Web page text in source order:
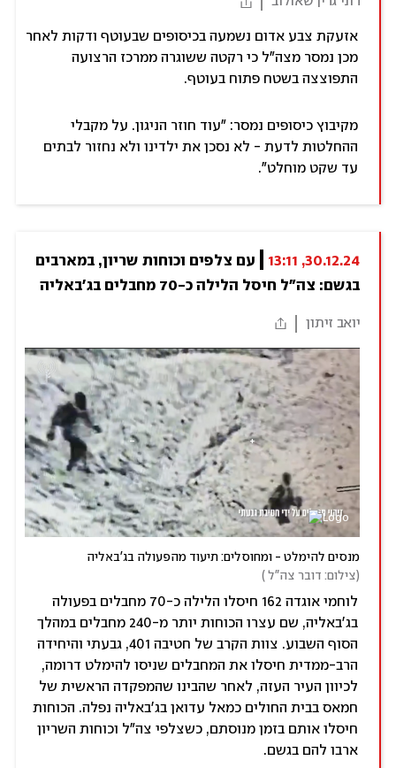
אזעקת צבע אדום נשמעה בכיסופים שבעוטף ודקות לאחר
מכן נמסר מצה"ל כי רקטה ששוגרה ממרכז הרצועה
התפוצצה בשטח פתוח בעוטף.
מקיבוץ כיסופים נמסר: "עוד חוזר הניגון. על מקבלי
ההחלטות לדעת - לא נסכן את ילדינו ולא נחזור לבתים
עד שקט מוחלט".
30.12.24, 13:11
בגשם: צה"ל חיסל הלילה כ-70 מחבלים בג'באליה
יואב זיתון
מנסים להימלט - ומחוסלים: תיעוד מהפעולה בג'באליה
(צילום: דובר צה"ל )
לוחמי אוגדה 162 חיסלו הלילה כ-70 מחבלים בפעולה
בג'באליה, שם עצרו הכוחות יותר מ-240 מחבלים במהלך
הסוף השבוע. צוות הקרב של חטיבה 401, גבעתי והיחידה
הרב-ממדית חיסלו את המחבלים שניסו להימלט דרומה,
לכיוון העיר העזה, לאחר שהבינו שהמפקדה הראשית של
חמאס בבית החולים כמאל עדואן בג'באליה נפלה. הכוחות
חיסלו אותם בזמן מנוסתם, כשצלפי צה"ל וכוחות השריון
ארבו להם בגשם.